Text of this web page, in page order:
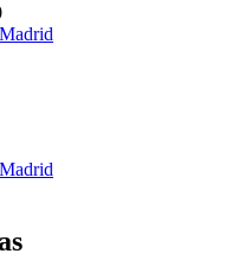
Madrid
Madrid